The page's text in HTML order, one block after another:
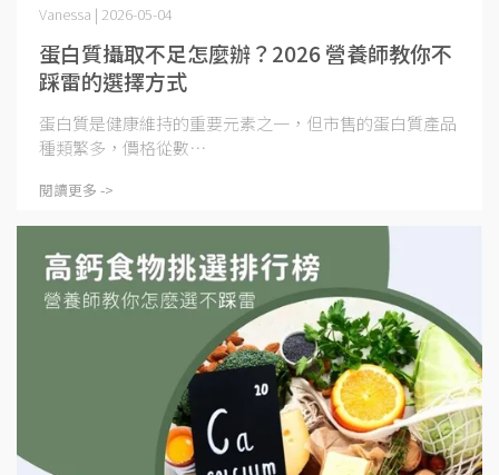
蛋白質攝取不足怎麼辦？2026 營養師教你不
踩雷的選擇方式
Vanessa | 2026-05-04
蛋白質是健康維持的重要元素之一，但市售的蛋白質產品
種類繁多，價格從數⋯
閱讀更多 ->